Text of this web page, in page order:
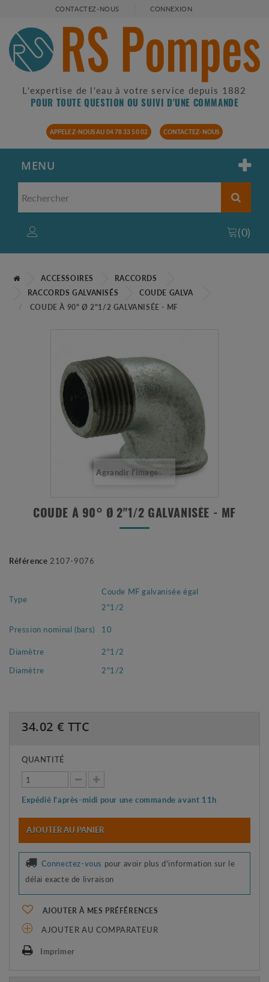
CONTACTEZ-NOUS CONNEXION
L'expertise de l'eau à votre service depuis 1882
POUR TOUTE QUESTION OU SUIVI D'UNE COMMANDE
APPELEZ-NOUS AU 04 78 33 50 02 CONTACTEZ-NOUS
MENU
(0)
ACCESSOIRES
RACCORDS
RACCORDS GALVANISÉS
COUDE GALVA
COUDE À 90° Ø 2"1/2 GALVANISÉE - MF
Agrandir l'image
COUDE À 90° Ø 2"1/2 GALVANISÉE - MF
Référence 2107-9076
Type
Coude MF galvanisée égal
2"1/2
Pression nominal (bars)
10
Diamètre
2"1/2
Diamètre
2"1/2
34.02 € TTC
QUANTITÉ
Expédié l'après-midi pour une commande avant 11h
AJOUTER AU PANIER
Connectez-vous pour avoir plus d'information sur le
délai exacte de livraison
AJOUTER À MES PRÉFÉRENCES
AJOUTER AU COMPARATEUR
Imprimer